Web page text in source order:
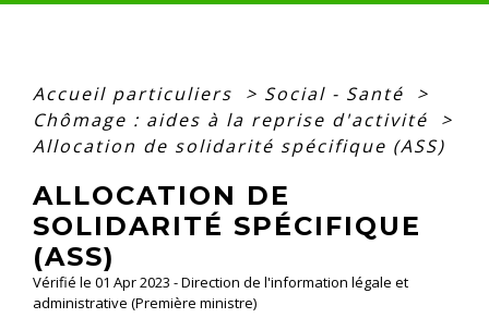
Accueil particuliers > Social - Santé
>
Chômage : aides à la reprise d'activité
>
Allocation de solidarité spécifique (ASS)
ALLOCATION DE
SOLIDARITÉ SPÉCIFIQUE
(ASS)
Vérifié le 01 Apr 2023 - Direction de l'information légale et
administrative (Première ministre)